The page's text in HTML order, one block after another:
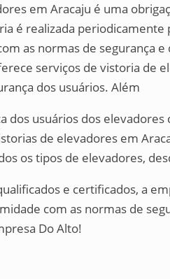
em Aracaju é uma
é realizada
as normas de segurança e
serviços de vistoria de
dos usuários. Além
dos usuários dos
de elevadores em
os tipos de elevadores,
e certificados, a
com as normas de
Do Alto!